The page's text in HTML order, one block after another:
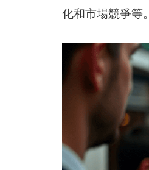
化和市場競爭等。